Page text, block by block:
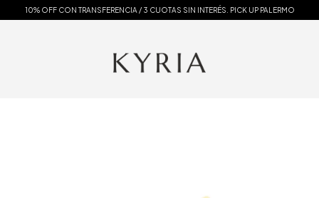
10% OFF CON TRANSFERENCIA / 3 CUOTAS SIN INTERÉS. PICK UP PALERMO